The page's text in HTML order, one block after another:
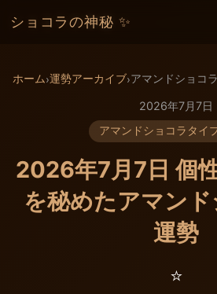
ショコラの神秘 ✨
ホーム›運勢アーカイブ›アマンドショコラ
2026年7月7日
アマンドショコラタイ
2026年7月7日 個
を秘めたアマン
運勢
⭐️